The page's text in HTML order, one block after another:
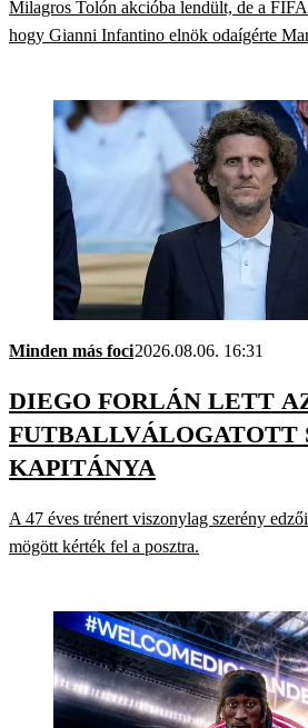
Milagros Tolón akcióba lendült, de a FIFA
hogy Gianni Infantino elnök odaígérte
Minden más foci2026.08.06. 16:31
DIEGO FORLÁN LETT
FUTBALLVÁLOGATOTT
KAPITÁNYA
A 47 éves trénert viszonylag szerény
mögött kérték fel a posztra.